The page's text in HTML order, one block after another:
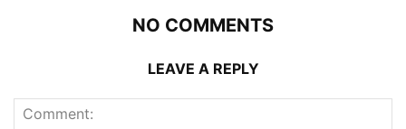
NO COMMENTS
LEAVE A REPLY